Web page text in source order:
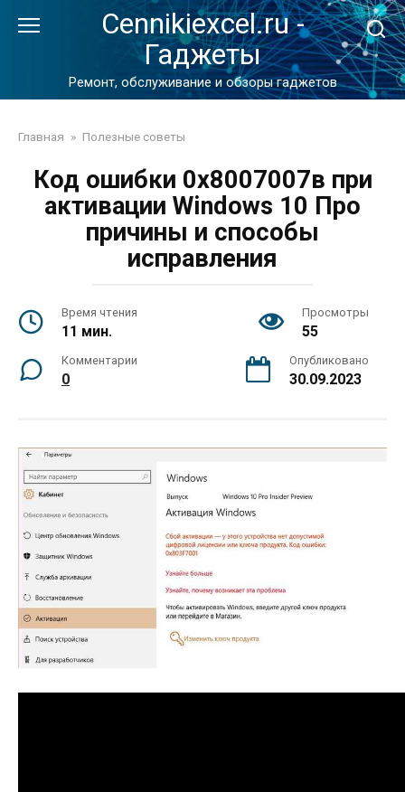
Cennikiexcel.ru -
Гаджеты
Ремонт, обслуживание и обзоры гаджетов
Главная » Полезные советы
Код ошибки 0x8007007в при
активации Windows 10 Про
причины и способы
исправления
Время чтения
11 мин.
Просмотры
55
Комментарии
0
Опубликовано
30.09.2023